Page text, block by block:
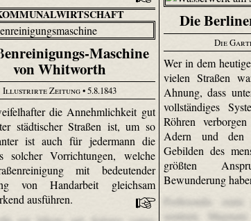
Die
Die
Wer in dem
vielen Straßen
Ahnung, dass
vollständiges
Röhren
Adern und den
Gebilden des
größten
Bewunderung
Maschine
von Whitworth
Illustrirte Zeitung• 5.8.1843
die Annehmlichkeit gut
städtischer Straßen ist, um so
ist auch für jedermann die
solcher Vorrichtungen, welche
mit bedeutender
von Handarbeit gleichsam
ausführen.
Perferendis
sentium.